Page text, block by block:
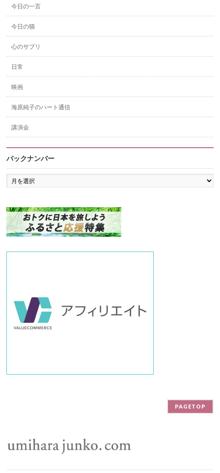
今日の一言
今日の猫
心のサプリ
日常
映画
海原純子のハート通信
講演会
バックナンバー
バ
ッ
ン
バ
ー
PAGETOP